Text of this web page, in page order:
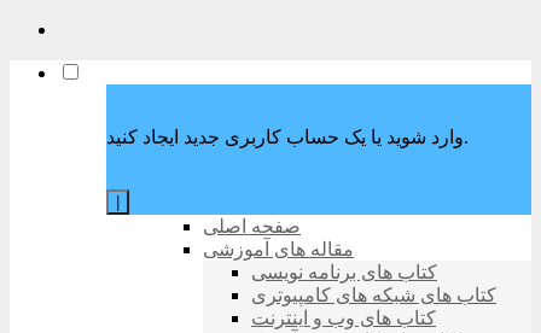
وارد شوید یا یک حساب کاربری جدید ایجاد کنید.
صفحه اصلی
مقاله های آموزشی
کتاب های برنامه نویسی
کتاب های شبکه های کامپیوتری
کتاب های وب و اینترنت